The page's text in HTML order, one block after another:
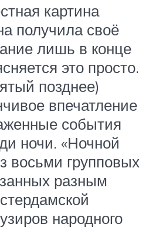
картина
получила своё
лишь в конце
это просто.
позднее)
впечатление
события
ночи. «Ночной
восьми групповых
разным
народного